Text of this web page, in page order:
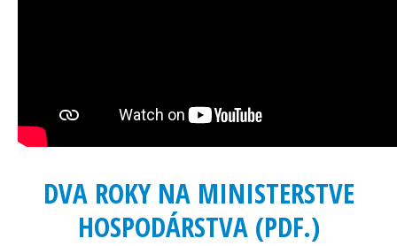
DVA ROKY NA MINISTERSTVE
HOSPODÁRSTVA (PDF.)